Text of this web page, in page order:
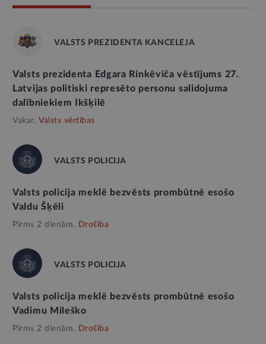
VALSTS PREZIDENTA KANCELEJA
Valsts prezidenta Edgara Rinkēviča vēstījums 27.
Latvijas politiski represēto personu salidojuma
dalībniekiem Ikšķilē
Vakar, Valsts vērtības
VALSTS POLICIJA
Valsts policija meklē bezvēsts prombūtnē esošo
Valdu Šķēli
Pirms 2 dienām, Drošība
VALSTS POLICIJA
Valsts policija meklē bezvēsts prombūtnē esošo
Vadimu Mileško
Pirms 2 dienām, Drošība